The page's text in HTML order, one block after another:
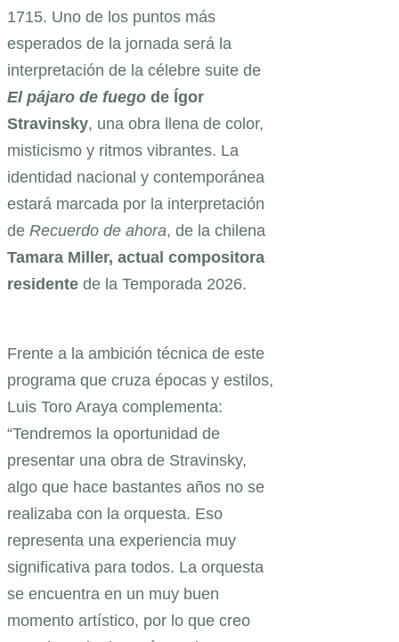
1715. Uno de los puntos más
esperados de la jornada será la
interpretación de la célebre suite de
El pájaro de fuego de Ígor
Stravinsky, una obra llena de color,
misticismo y ritmos vibrantes. La
identidad nacional y contemporánea
estará marcada por la interpretación
de Recuerdo de ahora, de la chilena
Tamara Miller, actual compositora
residente de la Temporada 2026.
Frente a la ambición técnica de este
programa que cruza épocas y estilos,
Luis Toro Araya complementa:
“Tendremos la oportunidad de
presentar una obra de Stravinsky,
algo que hace bastantes años no se
realizaba con la orquesta. Eso
representa una experiencia muy
significativa para todos. La orquesta
se encuentra en un muy buen
momento artístico, por lo que creo